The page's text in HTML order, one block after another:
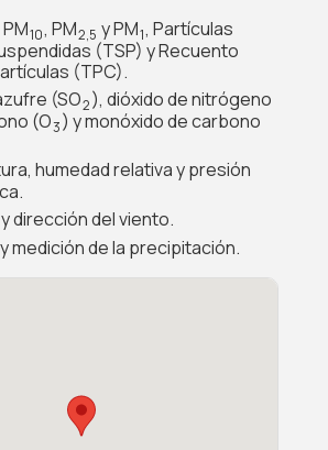
10, PM2,5 y PM1, Partículas
(TSP) y Recuento
(TPC).
(SO2), dióxido de nitrógeno
(O3) y monóxido de carbono
humedad relativa y presión
dirección del viento.
medición de la precipitación.